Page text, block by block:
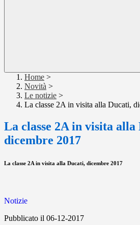
Home >
Novità >
Le notizie >
La classe 2A in visita alla Ducati,
La classe 2A in visita alla
dicembre 2017
La classe 2A in visita alla Ducati, dicembre 2017
Notizie
Pubblicato il 06-12-2017